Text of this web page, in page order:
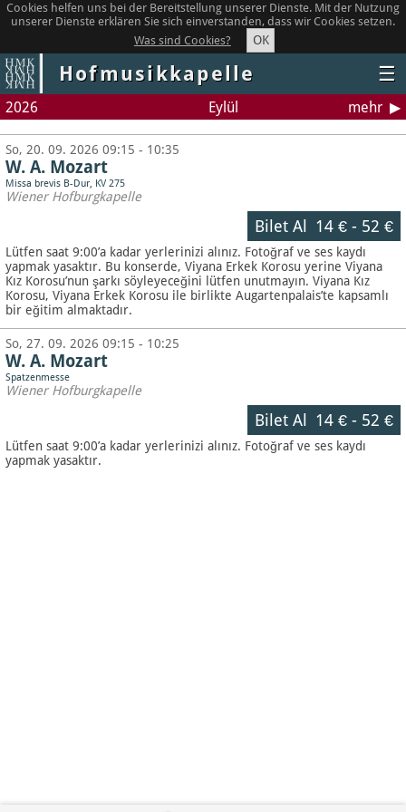
Cookies helfen uns bei der Bereitstellung unserer Dienste. Mit der Nutzung
unserer Dienste erklären Sie sich einverstanden, dass wir Cookies setzen.
Was sind Cookies?
OK
Hofmusikkapelle ☰
2026 Eylül mehr
So, 20. 09. 2026 09:15 - 10:35
W. A. Mozart
Missa brevis B-Dur, KV 275
Wiener Hofburgkapelle
Bilet Al 14 €- 52 €
Lütfen saat 9:00’a kadar yerlerinizi alınız. Fotoğraf ve ses kaydı
yapmak yasaktır. Bu konserde, Viyana Erkek Korosu yerine Viyana
Kız Korosu’nun şarkı söyleyeceğini lütfen unutmayın. Viyana Kız
Korosu, Viyana Erkek Korosu ile birlikte Augartenpalais’te kapsamlı
bir eğitim almaktadır.
So, 27. 09. 2026 09:15 - 10:25
W. A. Mozart
Spatzenmesse
Wiener Hofburgkapelle
Bilet Al 14 €- 52 €
Lütfen saat 9:00’a kadar yerlerinizi alınız. Fotoğraf ve ses kaydı
yapmak yasaktır.